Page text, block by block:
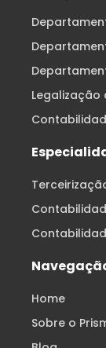
Legalização
Home
Sobre o